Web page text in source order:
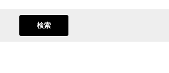
検索